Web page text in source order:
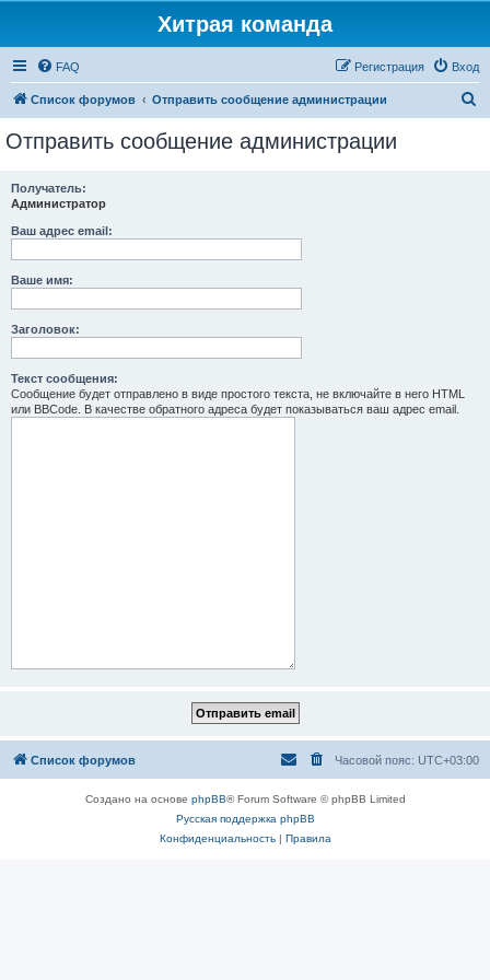
Хитрая команда
FAQ Вход
Регистрация
Список форумов Отправить сообщение администрации
Отправить сообщение администрации
Получатель:
Администратор
Ваш адрес email:
Ваше имя:
Заголовок:
Текст сообщения:
Сообщение будет отправлено в виде простого текста, не включайте в него HTML
или BBCode. В качестве обратного адреса будет показываться ваш адрес email.
Список форумов Часовой пояс: UTC+03:00
Создано на основе phpBB® Forum Software © phpBB Limited
Русская поддержка phpBB
Конфиденциальность| Правила